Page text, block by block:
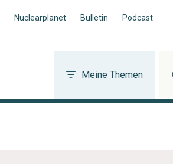
Nuclearplanet Bulletin Podcast
Meine Themen